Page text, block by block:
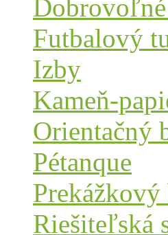
Futbalový
Izby
Kameň-
Orientačný
Pétanque
Prekážkový
Riešiteľská